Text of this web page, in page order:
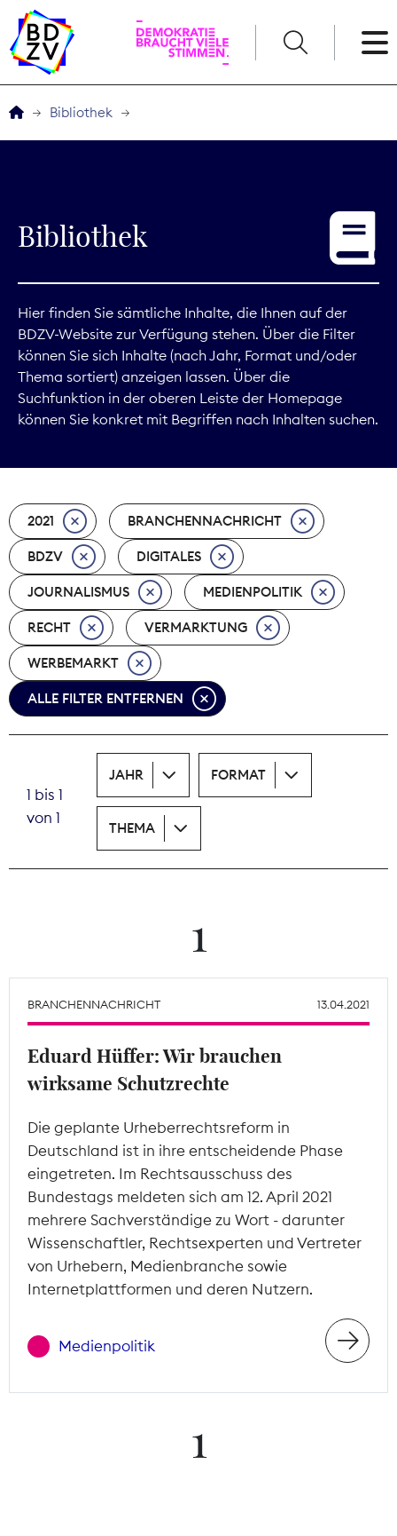
Service
Digitales
Kommunikation
Marktdaten
Nachhaltigkeit
Nachwuchs
Nova Award
Pressefreiheit
Print
Theodor-Wolff-Preis
Bibliothek
Bibliothek
Hier finden Sie sämtliche Inhalte, die Ihnen auf der
BDZV-Website zur Verfügung stehen. Über die Filter
können Sie sich Inhalte (nach Jahr, Format und/oder
Thema sortiert) anzeigen lassen. Über die
Suchfunktion in der oberen Leiste der Homepage
können Sie konkret mit Begriffen nach Inhalten suchen.
2021 BRANCHENNACHRICHT
BDZV DIGITALES
JOURNALISMUS MEDIENPOLITIK
RECHT VERMARKTUNG
WERBEMARKT
ALLE FILTER ENTFERNEN
1 bis 1
von 1
JAHR FORMAT
THEMA
1
BRANCHENNACHRICHT 13.04.2021
Eduard Hüffer: Wir brauchen
wirksame Schutzrechte
Die geplante Urheberrechtsreform in
Deutschland ist in ihre entscheidende Phase
eingetreten. Im Rechtsausschuss des
Bundestags meldeten sich am 12. April 2021
mehrere Sachverständige zu Wort - darunter
Wissenschaftler, Rechtsexperten und Vertreter
von Urhebern, Medienbranche sowie
Internetplattformen und deren Nutzern.
Medienpolitik
1